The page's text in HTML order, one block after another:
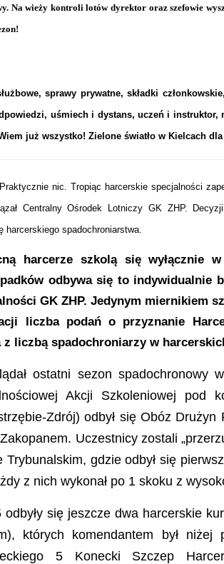
Na wieży kontroli lotów dyrektor oraz szefowie
sprawy prywatne, składki
uśmiech i dystans, uczeń i instruktor,
już wszystko! Zielone światło w Kielcach
nic. Tropiąc harcerskie specjalności
Centralny Ośrodek Lotniczy GK ZHP.
harcerskiego spadochroniarstwa.
harcerze szkolą się wyłącznie
odbywa się to indywidualnie
GK ZHP. Jedynym miernikiem
liczba podań o przyznanie
z liczbą spadochroniarzy w
ostatni sezon spadochronowy
Akcji Szkoleniowej pod
Zdrój) odbył się Obóz
Uczestnicy zostali
Trybunalskim, gdzie odbył się
z nich wykonał po 1 skoku z
odbyły się jeszcze dwa harcerskie
których komendantem był niżej
5 Konecki Szczep